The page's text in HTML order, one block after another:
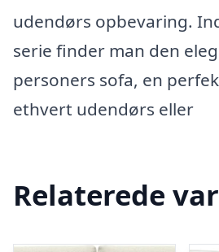
udendørs opbevaring.
serie finder man den
personers sofa, en
ethvert udendørs eller
Relaterede